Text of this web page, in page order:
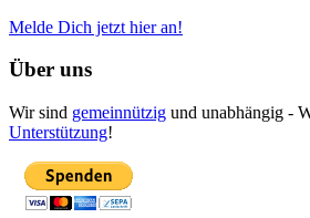
Melde Dich jetzt hier an!
Über uns
Wir sind gemeinnützig und unabhängig -
Unterstützung!